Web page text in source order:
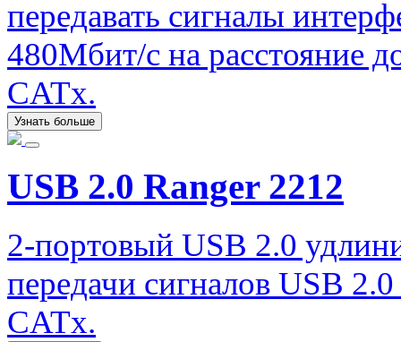
передавать сигналы
480Мбит/с на расстояние
CATx.
Узнать больше
USB 2.0 Ranger 2212
2-портовый USB 2.0
передачи сигналов USB
CATx.